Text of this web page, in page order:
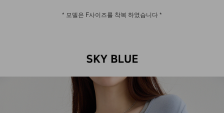
* 모델은 F사이즈를 착복 하였습니다 *